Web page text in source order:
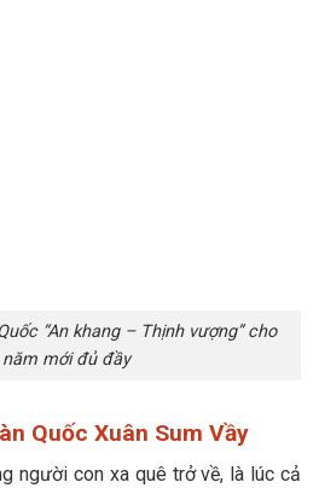
“An khang – Thịnh vượng” cho
mới đủ đầy
Quốc Xuân Sum Vầy
người con xa quê trở về, là lúc cả